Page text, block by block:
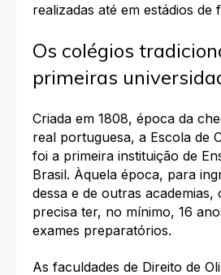
realizadas até em estádios de
Os colégios
primeiras
Criada em 1808, época da
real portuguesa, a Escola de
foi a primeira instituição de
Brasil. Àquela época, para
dessa e de outras academias,
precisa ter, no mínimo, 16
exames preparatórios.
As faculdades de Direito de